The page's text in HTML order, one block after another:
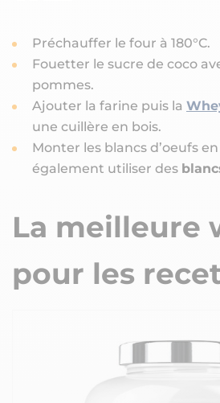
Préchauffer le four à 180°C.
Fouetter le sucre de coco
pommes.
Ajouter la farine puis la
une cuillère en bois.
Monter les blancs d’oeufs
également utiliser des
La meilleure
pour les